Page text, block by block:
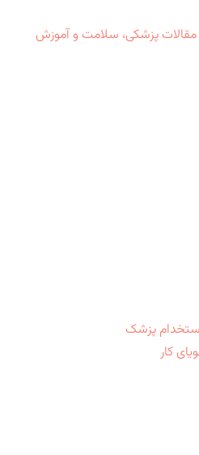
مقالات پزشکی، سلامت و آموزش
پزشک
کار